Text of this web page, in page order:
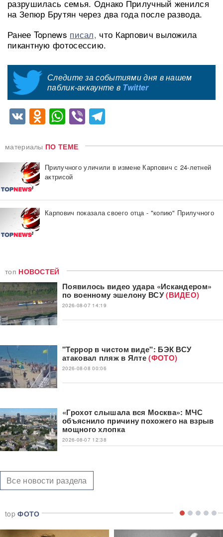
разрушилась семья. Однако Прилучный женился
на Зепюр Брутян через два года после развода.
Ранее Topnews писал, что Карпович выложила
пикантную фотосессию.
Следите за событиями дня в нашем
паблик-аккаунте в Twitter
VKOdnoklassniki
WhatsApp
Viber
материалы ПО ТЕМЕ
Прилучного уличили в измене Карпович с 24-летней
актрисой
Карпович показала своего отца - "копию" Прилучного
топ НОВОСТЕЙ
Появилось видео удара «Искандером»
по военному эшелону ВСУ(ВИДЕО)
2026-08-07 14:19
"Террор в чистом виде": БЭК ВСУ
атаковал пляж в Ялте(ФОТО)
2026-08-08 00:06
«Грохот слышала вся Москва»: МЧС
объяснило причину похожего на взрыв
мощного хлопка
2026-08-07 12:38
Все новости раздела
topФОТО